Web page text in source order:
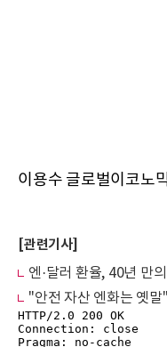
이용수 글로벌이코
[관련기사]